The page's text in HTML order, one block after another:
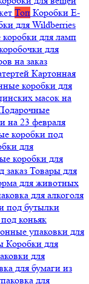
Топ Коробки E-
для Wildberries
для ламп
для
на заказ
Картонная
коробки для
масок на
на 23 февраля
коробки под
для
коробки для
заказ Товары для
для животных
для алкоголя
под бутылки
коньяк
упаковки для
Коробки для
для
для бумаги из
для